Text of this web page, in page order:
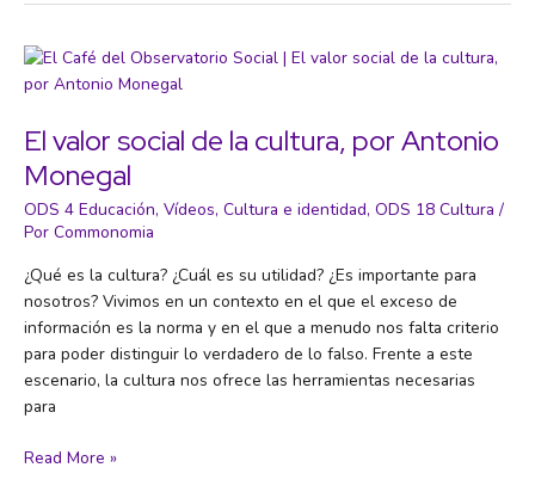
El valor social de la cultura, por Antonio
Monegal
ODS 4 Educación, Vídeos, Cultura e identidad, ODS 18 Cultura /
Por Commonomia
¿Qué es la cultura? ¿Cuál es su utilidad? ¿Es importante para
nosotros? Vivimos en un contexto en el que el exceso de
información es la norma y en el que a menudo nos falta criterio
para poder distinguir lo verdadero de lo falso. Frente a este
escenario, la cultura nos ofrece las herramientas necesarias
para
El
Read More »